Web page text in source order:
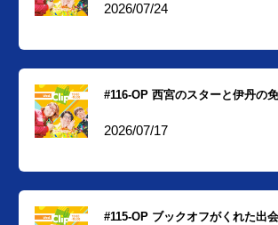
2026/07/24
#116-OP 西宮のスターと伊丹の
2026/07/17
#115-OP ブックオフがくれた出